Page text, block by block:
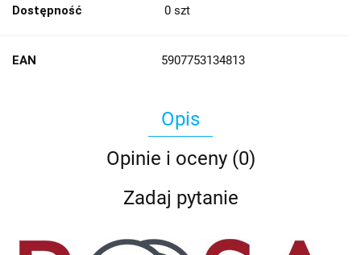
Dostępność 0 szt
EAN 5907753134813
Opis
Opinie i oceny (0)
Zadaj pytanie